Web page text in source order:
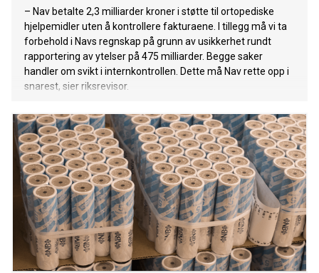
– Nav betalte 2,3 milliarder kroner i støtte til ortopediske
hjelpemidler uten å kontrollere fakturaene. I tillegg må vi ta
forbehold i Navs regnskap på grunn av usikkerhet rundt
rapportering av ytelser på 475 milliarder. Begge saker
handler om svikt i internkontrollen. Dette må Nav rette opp i
snarest, sier riksrevisor.